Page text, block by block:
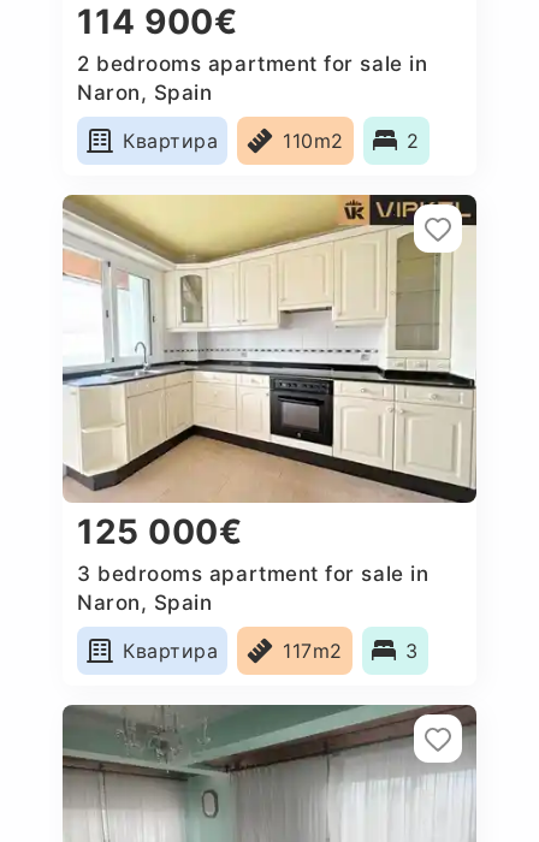
114 900€
2 bedrooms apartment for sale in
Naron, Spain
Квартира
110m2 2
125 000€
3 bedrooms apartment for sale in
Naron, Spain
Квартира
117m2 3